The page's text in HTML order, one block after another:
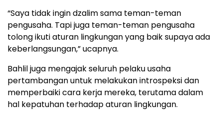
“Saya tidak ingin dzalim sama teman-teman
pengusaha. Tapi juga teman-teman pengusaha
tolong ikuti aturan lingkungan yang baik supaya ada
keberlangsungan,” ucapnya.
Bahlil juga mengajak seluruh pelaku usaha
pertambangan untuk melakukan introspeksi dan
memperbaiki cara kerja mereka, terutama dalam
hal kepatuhan terhadap aturan lingkungan.